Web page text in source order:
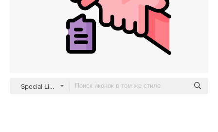
Special Lineal color